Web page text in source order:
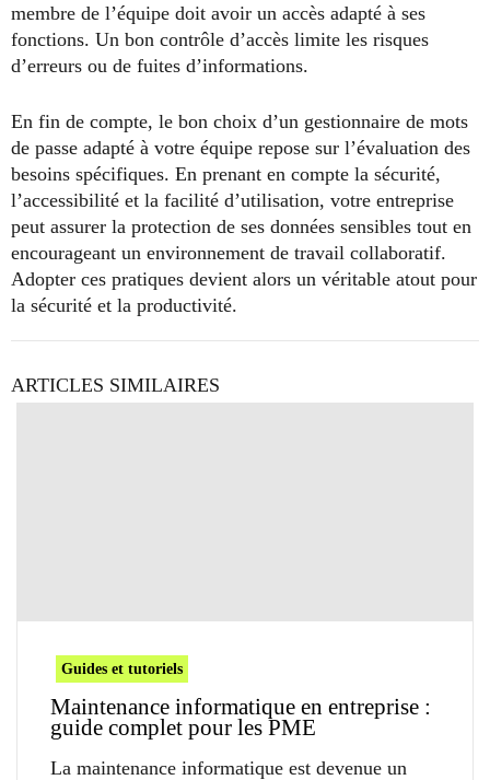
membre de l’équipe doit avoir un accès adapté à ses
fonctions. Un bon contrôle d’accès limite les risques
d’erreurs ou de fuites d’informations.
En fin de compte, le bon choix d’un gestionnaire de mots
de passe adapté à votre équipe repose sur l’évaluation des
besoins spécifiques. En prenant en compte la sécurité,
l’accessibilité et la facilité d’utilisation, votre entreprise
peut assurer la protection de ses données sensibles tout en
encourageant un environnement de travail collaboratif.
Adopter ces pratiques devient alors un véritable atout pour
la sécurité et la productivité.
ARTICLES SIMILAIRES
Guides et tutoriels
Maintenance informatique en entreprise :
guide complet pour les PME
La maintenance informatique est devenue un